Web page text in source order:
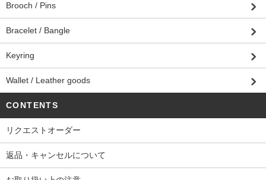
Brooch / Pins
Bracelet / Bangle
Keyring
Wallet / Leather goods
CONTENTS
リクエストオーダー
返品・キャンセルについて